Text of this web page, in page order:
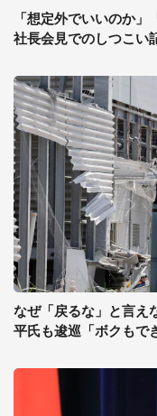
「想定外でいいのか
社長会見でのしつこい
なぜ「戻るな」と言え
平氏も逡巡「ボクもで